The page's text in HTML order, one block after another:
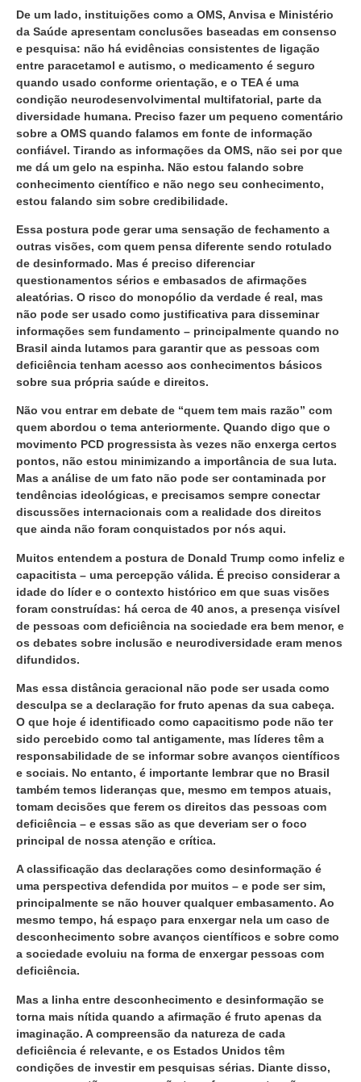
De um lado, instituições como a OMS, Anvisa e Ministério
da Saúde apresentam conclusões baseadas em consenso
e pesquisa: não há evidências consistentes de ligação
entre paracetamol e autismo, o medicamento é seguro
quando usado conforme orientação, e o TEA é uma
condição neurodesenvolvimental multifatorial, parte da
diversidade humana. Preciso fazer um pequeno comentário
sobre a OMS quando falamos em fonte de informação
confiável. Tirando as informações da OMS, não sei por que
me dá um gelo na espinha. Não estou falando sobre
conhecimento científico e não nego seu conhecimento,
estou falando sim sobre credibilidade.
Essa postura pode gerar uma sensação de fechamento a
outras visões, com quem pensa diferente sendo rotulado
de desinformado. Mas é preciso diferenciar
questionamentos sérios e embasados de afirmações
aleatórias. O risco do monopólio da verdade é real, mas
não pode ser usado como justificativa para disseminar
informações sem fundamento – principalmente quando no
Brasil ainda lutamos para garantir que as pessoas com
deficiência tenham acesso aos conhecimentos básicos
sobre sua própria saúde e direitos.
Não vou entrar em debate de “quem tem mais razão” com
quem abordou o tema anteriormente. Quando digo que o
movimento PCD progressista às vezes não enxerga certos
pontos, não estou minimizando a importância de sua luta.
Mas a análise de um fato não pode ser contaminada por
tendências ideológicas, e precisamos sempre conectar
discussões internacionais com a realidade dos direitos
que ainda não foram conquistados por nós aqui.
Muitos entendem a postura de Donald Trump como infeliz e
capacitista – uma percepção válida. É preciso considerar a
idade do líder e o contexto histórico em que suas visões
foram construídas: há cerca de 40 anos, a presença visível
de pessoas com deficiência na sociedade era bem menor, e
os debates sobre inclusão e neurodiversidade eram menos
difundidos.
Mas essa distância geracional não pode ser usada como
desculpa se a declaração for fruto apenas da sua cabeça.
O que hoje é identificado como capacitismo pode não ter
sido percebido como tal antigamente, mas líderes têm a
responsabilidade de se informar sobre avanços científicos
e sociais. No entanto, é importante lembrar que no Brasil
também temos lideranças que, mesmo em tempos atuais,
tomam decisões que ferem os direitos das pessoas com
deficiência – e essas são as que deveriam ser o foco
principal de nossa atenção e crítica.
A classificação das declarações como desinformação é
uma perspectiva defendida por muitos – e pode ser sim,
principalmente se não houver qualquer embasamento. Ao
mesmo tempo, há espaço para enxergar nela um caso de
desconhecimento sobre avanços científicos e sobre como
a sociedade evoluiu na forma de enxergar pessoas com
deficiência.
Mas a linha entre desconhecimento e desinformação se
torna mais nítida quando a afirmação é fruto apenas da
imaginação. A compreensão da natureza de cada
deficiência é relevante, e os Estados Unidos têm
condições de investir em pesquisas sérias. Diante disso,